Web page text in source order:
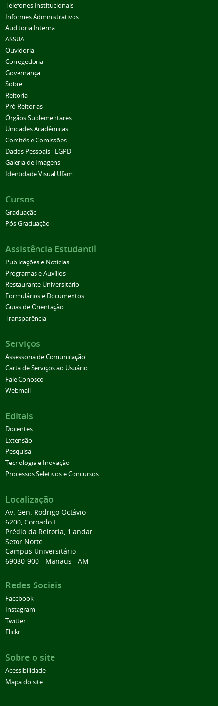
Telefones Institucionais
Informes Administrativos
Auditoria Interna
ASSUA
Ouvidoria
Corregedoria
Governança
Sobre
Reitoria
Pró-Reitorias
Órgãos Suplementares
Unidades Acadêmicas
Comitês e Comissões
Dados Pessoais - LGPD
Galeria de Imagens
Identidade Visual Ufam
Cursos
Graduação
Pós-Graduação
Assistência Estudantil
Publicações e Notícias
Programas e Auxílios
Restaurante Universitário
Formulários e Documentos
Guias de Orientação
Transparência
Serviços
Assessoria de Comunicação
Carta de Serviços ao Usuário
Fale Conosco
Webmail
Editais
Docentes
Extensão
Pesquisa
Tecnologia e Inovação
Processos Seletivos e Concursos
Localização
Av. Gen. Rodrigo Octávio
6200, Coroado I
Prédio da Reitoria, 1 andar
Setor Norte
Campus Universitário
69080-900 - Manaus - AM
Redes Sociais
Facebook
Instagram
Twitter
Flickr
Sobre o site
Acessibilidade
Mapa do site